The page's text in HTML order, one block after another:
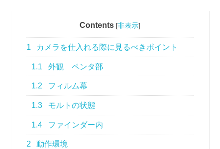
Contents [非表示]
1 カメラを仕入れる際に見るべきポイント
1.1 外観 ペンタ部
1.2 フィルム幕
1.3 モルトの状態
1.4 ファインダー内
2 動作環境